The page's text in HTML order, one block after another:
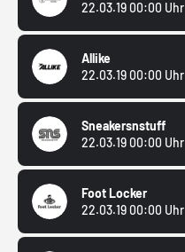
22.03.19 00:00 Uhr
Allike
22.03.19 00:00 Uhr
Sneakersnstuff
22.03.19 00:00 Uhr
Foot Locker
22.03.19 00:00 Uhr